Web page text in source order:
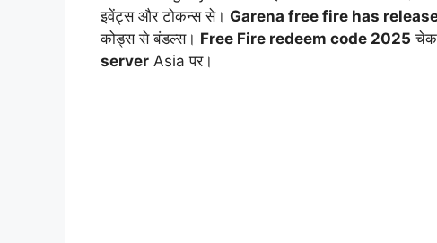
इवेंट्स और टोकन्स से। Garena free fire has
कोड्स से बंडल्स। Free Fire redeem code 2025
server Asia पर।